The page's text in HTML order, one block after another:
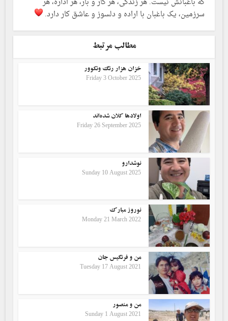
سرزمین، یک باغبان با اراده و دلسوز و عاشق کار دارد.
مطالب مرتبط
خزان هزار رنگ ونکوور
Friday 3 October 2025
اولادها کلان شده‌اند
Friday 26 September 2025
نوشدارو
Sunday 10 August 2025
نوروز مبارک
Monday 21 March 2022
من و فرنگیس جان
Tuesday 17 August 2021
من و منصور
Sunday 1 August 2021